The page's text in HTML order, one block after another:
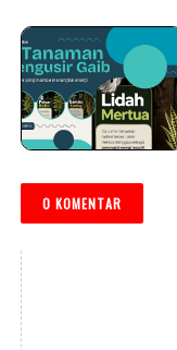
0 KOMENTAR